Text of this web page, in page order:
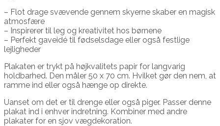
– Flot drage svævende gennem skyerne skaber en magisk
atmosfære
– Inspirerer til leg og kreativitet hos børnene
– Perfekt gaveidé til fødselsdage eller også festlige
lejligheder
Plakaten er trykt på højkvalitets papir for langvarig
holdbarhed. Den måler 50 x 70 cm. Hvilket gør den nem, at
ramme ind eller også hænge op direkte.
Uanset om det er til drenge eller også piger. Passer denne
plakat ind i enhver indretning. Kombiner med andre
plakater for en sjov vægdekoration.